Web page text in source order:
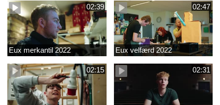
02:39
Eux merkantil 2022
02:47
Eux velfærd 2022
02:15 02:31